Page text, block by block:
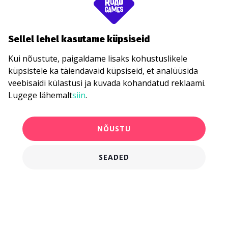
Sellel lehel kasutame küpsiseid
Kui nõustute, paigaldame lisaks kohustuslikele
küpsistele ka täiendavaid küpsiseid, et analüüsida
veebisaidi külastusi ja kuvada kohandatud reklaami.
Lugege lähemaltsiin.
NÕUSTU
SEADED